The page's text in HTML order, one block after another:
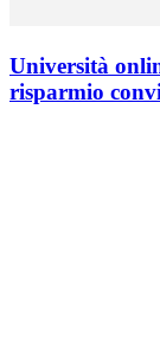
Università
risparmio